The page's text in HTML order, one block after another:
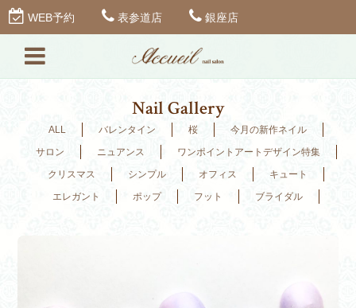
WEB予約 表参道店 銀座店
Nail Gallery
ALL バレンタイン 桜
今月の新作ネイル
サロン
ニュアンス
ワンポイントアートデザイン特集
クリスマス
シンプル オフィス
キュート
エレガント
ポップ フット ブライダル